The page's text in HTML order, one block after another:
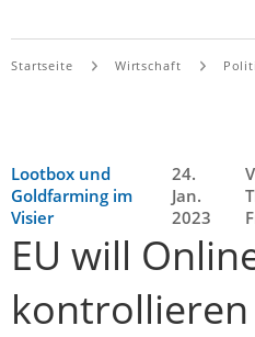
Startseite Wirtschaft
Lootbox und
Goldfarming im
Visier
24.
Jan.
2023
EU will
kontrollieren